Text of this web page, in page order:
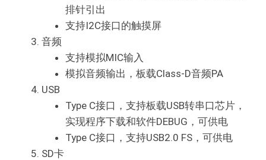
排针引出
支持I2C接口的触摸屏
音频
支持模拟MIC输入
模拟音频输出，板载Class-D音频PA
USB
Type C接口，支持板载USB转串口芯片，
实现程序下载和软件DEBUG，可供电
Type C接口，支持USB2.0 FS，可供电
SD卡